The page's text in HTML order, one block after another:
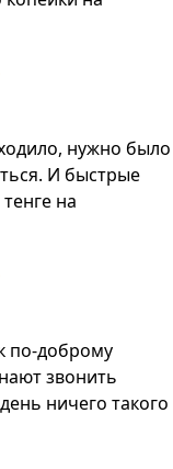
нужно было
И быстрые
на
по-доброму
звонить
ничего такого